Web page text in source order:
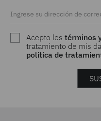
Acepto lostérminos
tratamiento de mis
politica de